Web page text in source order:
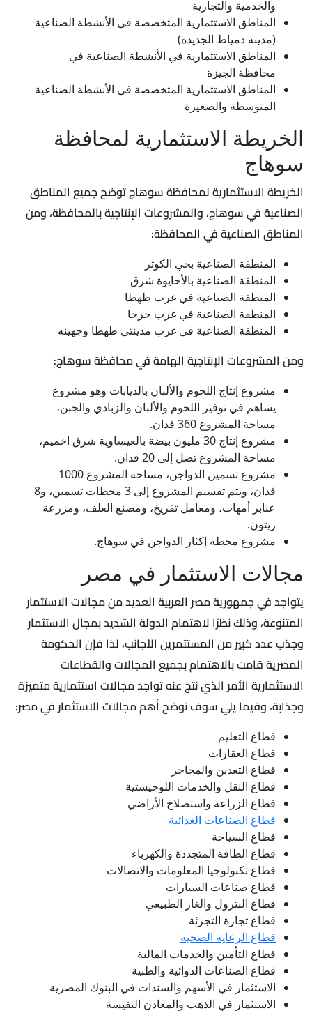
والخدمية والتجارية
المناطق الاستثمارية المتخصصة في الأنشطة الصناعية
(مدينة دمياط الجديدة)
المناطق الاستثمارية في الأنشطة الصناعية في
محافظة الجيزة
المناطق الاستثمارية المتخصصة في الأنشطة الصناعية
المتوسطة والصغيرة
الخريطة الاستثمارية لمحافظة
سوهاج
الخريطة الاستثمارية لمحافظة سوهاج توضح جميع المناطق
الصناعية في سوهاج، والمشروعات الإنتاجية بالمحافظة، ومن
المناطق الصناعية في المحافظة:
المنطقة الصناعية بحي الكوثر
المنطقة الصناعية بالأحايوة شرق
المنطقة الصناعية في غرب طهطا
المنطقة الصناعية في غرب جرجا
المنطقة الصناعية في غرب مدينتي طهطا وجهينه
ومن المشروعات الإنتاجية الهامة في محافظة سوهاج:
مشروع إنتاج اللحوم والألبان بالديابات وهو مشروع
يساهم في توفير اللحوم والألبان والزبادي والجبن،
مساحة المشروع 360 فدان.
مشروع إنتاج 30 مليون بيضة بالعيساوية شرق اخميم،
مساحة المشروع تصل إلى 20 فدان.
مشروع تسمين الدواجن، مساحة المشروع 1000
فدان، ويتم تقسيم المشروع إلى 3 محطات تسمين، و8
عنابر أمهات، ومعامل تفريخ، ومصنع العلف، ومزرعة
زيتون.
مشروع محطة إكثار الدواجن في سوهاج.
مجالات الاستثمار في مصر
يتواجد في جمهورية مصر العربية العديد من مجالات الاستثمار
المتنوعة، وذلك نظرًا لاهتمام الدولة الشديد بمجال الاستثمار
وجذب عدد كبير من المستثمرين الأجانب، لذا فإن الحكومة
المصرية قامت بالاهتمام بجميع المجالات والقطاعات
الاستثمارية الأمر الذي نتج عنه تواجد مجالات استثمارية متميزة
وجذابة، وفيما يلي سوف نوضح أهم مجالات الاستثمار في مصر:
قطاع التعليم
قطاع العقارات
قطاع التعدين والمحاجر
قطاع النقل والخدمات اللوجيستية
قطاع الزراعة واستصلاح الأراضي
قطاع الصناعات الغذائية
قطاع السياحة
قطاع الطاقة المتجددة والكهرباء
قطاع تكنولوجيا المعلومات والاتصالات
قطاع صناعات السيارات
قطاع البترول والغاز الطبيعي
قطاع تجارة التجزئة
قطاع الرعاية الصحية
قطاع التأمين والخدمات المالية
قطاع الصناعات الدوائية والطبية
الاستثمار في الأسهم والسندات في البنوك المصرية
الاستثمار في الذهب والمعادن النفيسة